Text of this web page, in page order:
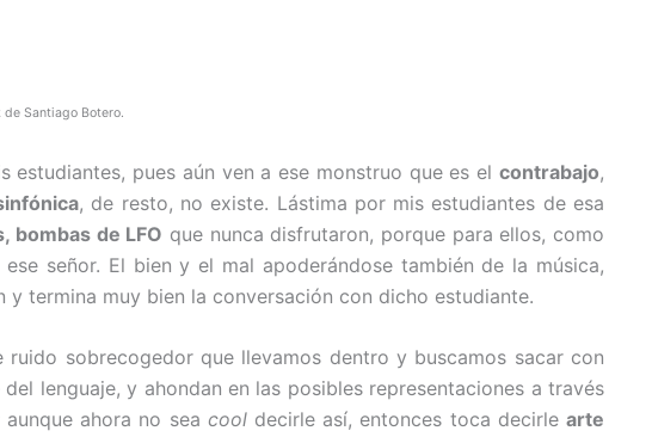
Santiago Botero.
pues aún ven a ese monstruo que es el contrabajo,
, de resto, no existe. Lástima por mis estudiantes de esa
bombas de LFO que nunca disfrutaron, porque para ellos, como
señor. El bien y el mal apoderándose también de la música,
termina muy bien la conversación con dicho estudiante.
sobrecogedor que llevamos dentro y buscamos sacar con
lenguaje, y ahondan en las posibles representaciones a través
ahora no sea cooldecirle así, entonces toca decirlearte